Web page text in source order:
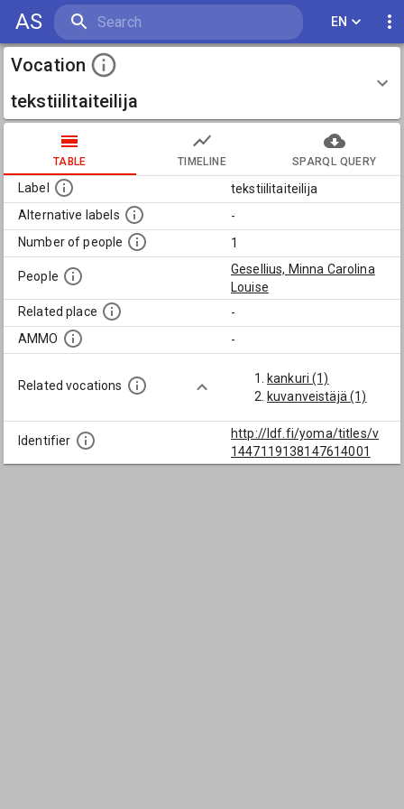
AS EN
Vocation
tekstiilitaiteilija
TABLE TIMELINE SPARQL QUERY
Label
tekstiilitaiteilija
Alternative labels
-
Number of people
1
People
Gesellius, Minna Carolina
Louise
Related place
-
AMMO
-
Related vocations
kankuri (1)
kuvanveistäjä (1)
Identifier
http://ldf.fi/yoma/titles/v
1447119138147614001